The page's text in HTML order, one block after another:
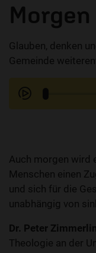
Glauben, denken
Gemeinde
Auch morgen wird
Menschen einen
und sich für die
unabhängig von
Dr. Peter
Theologie an der